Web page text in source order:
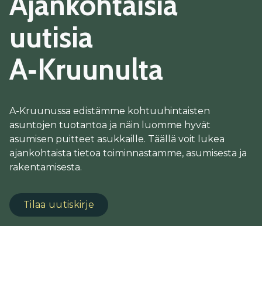
uutisia
A‑Kruunulta
A-Kruunussa edistämme kohtuuhintaisten
asuntojen tuotantoa ja näin luomme hyvät
asumisen puitteet asukkaille. Täällä voit lukea
ajankohtaista tietoa toiminnastamme, asumisesta ja
rakentamisesta.
Tilaa uutiskirje